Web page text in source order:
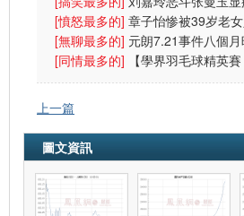
太阳镜遮
[憤怒最多的] 章子怡惨被39岁老
原因
[無聊最多的] 元朗7.21事件八個
警方放催
[同情最多的]
【學界羽毛球精英
中：放下成敗
上一篇
圖文資訊